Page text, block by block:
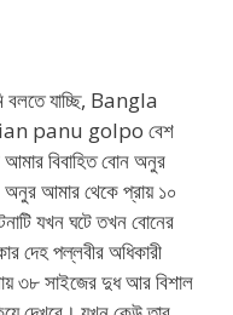
যাচ্ছি, Bangla
panu golpo বেশ
বিবাহিত বোন অনুর
আমার থেকে প্রায় ১০
যখন ঘটে তখন বোনের
দেহ পল্লবীর অধিকারী
৩৮ সাইজের দুধ আর বিশাল